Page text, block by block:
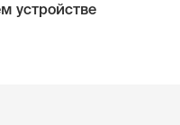
устройстве